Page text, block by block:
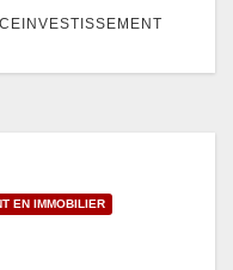
EN IMMOBILIER